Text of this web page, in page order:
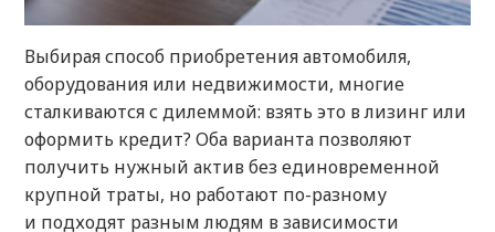
Выбирая способ приобретения автомобиля,
оборудования или недвижимости, многие
сталкиваются с дилеммой: взять это в лизинг или
оформить кредит? Оба варианта позволяют
получить нужный актив без единовременной
крупной траты, но работают по-разному
и подходят разным людям в зависимости